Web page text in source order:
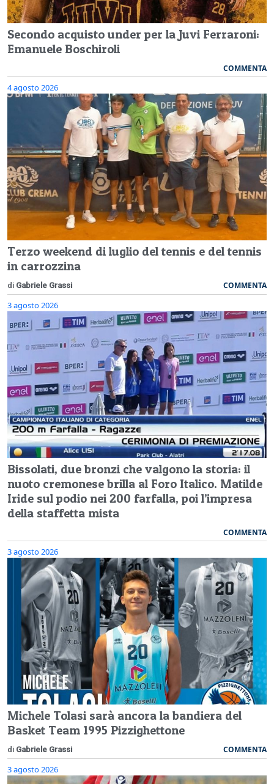
Secondo acquisto under per la Juvi Ferraroni:
Emanuele Boschiroli
COMMENTA
4 agosto 2026
Terzo weekend di luglio del tennis e del tennis
in carrozzina
di Gabriele Grassi COMMENTA
3 agosto 2026
Bissolati, due bronzi che valgono la storia: il
nuoto cremonese brilla al Foro Italico. Matilde
Iride sul podio nei 200 farfalla, poi l’impresa
della staffetta mista
COMMENTA
3 agosto 2026
Michele Tolasi sarà ancora la bandiera del
Basket Team 1995 Pizzighettone
di Gabriele Grassi COMMENTA
3 agosto 2026